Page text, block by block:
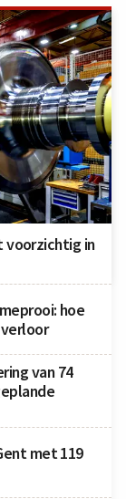
voorzichtig in
hoe
van 74
met 119